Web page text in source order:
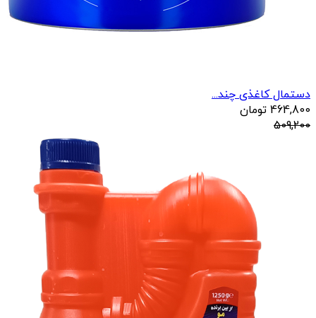
دستمال کاغذی چند...
464,800 تومان
509,200